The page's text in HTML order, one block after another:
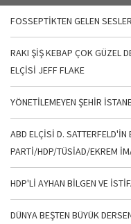
FOSSEPTİKTEN GELEN
RAKI ŞİŞ KEBAP ÇOK GÜZEL
ELÇİSİ JEFF FLAKE
YÖNETİLEMEYEN ŞEHİR
ABD ELÇİSİ D. SATTERFELD'İN
PARTİ/HDP/TÜSİAD/EKREM
HDP'Lİ AYHAN BİLGEN VE
DÜNYA BEŞTEN BÜYÜK